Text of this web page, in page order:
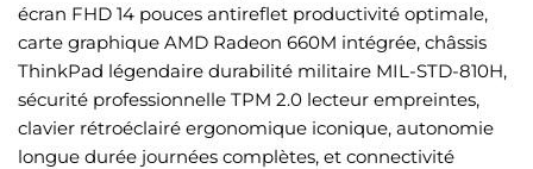
écran FHD 14 pouces antireflet productivité optimale,
carte graphique AMD Radeon 660M intégrée, châssis
ThinkPad légendaire durabilité militaire MIL-STD-810H,
sécurité professionnelle TPM 2.0 lecteur empreintes,
clavier rétroéclairé ergonomique iconique, autonomie
longue durée journées complètes, et connectivité